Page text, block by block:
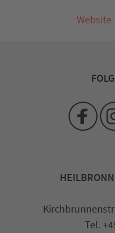
Website
Tel.